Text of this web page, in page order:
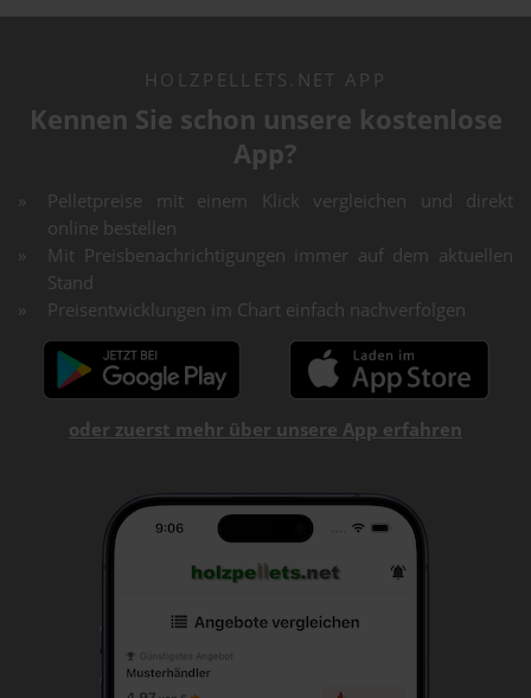
HOLZPELLETS.NET APP
Kennen Sie schon unsere kostenlose
App?
Pelletpreise mit einem Klick vergleichen und direkt
online bestellen
Mit Preisbenachrichtigungen immer auf dem aktuellen
Stand
Preisentwicklungen im Chart einfach nachverfolgen
oder zuerst mehr über unsere App erfahren